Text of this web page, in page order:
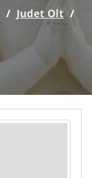
/ Judet Olt /